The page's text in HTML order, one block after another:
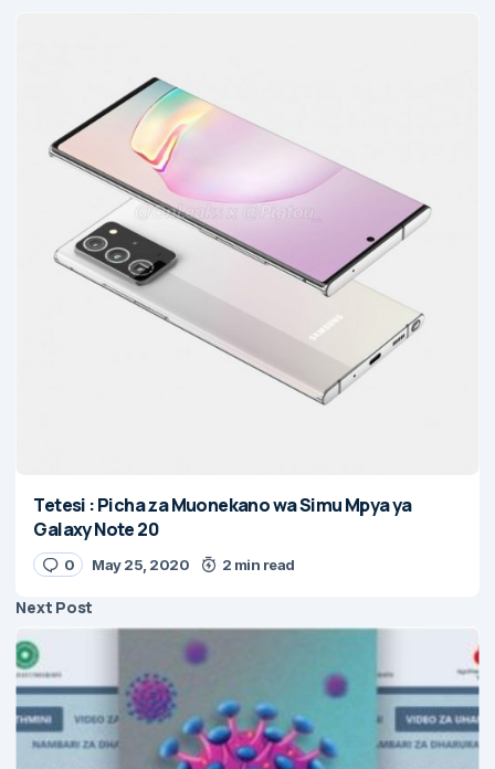
Tetesi : Picha za Muonekano wa Simu Mpya ya
Galaxy Note 20
0 May 25, 2020 2 min read
Next Post